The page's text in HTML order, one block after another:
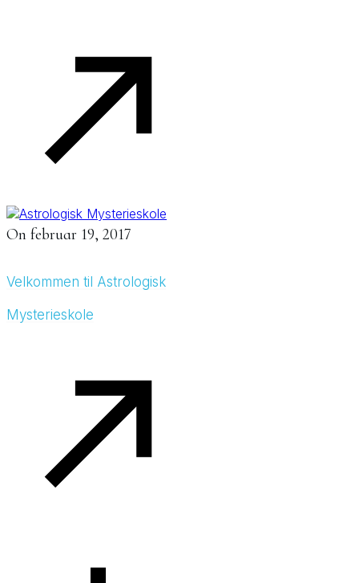
On februar 19, 2017
Velkommen til Astrologisk
Mysterieskole